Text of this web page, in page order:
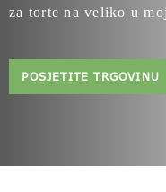
za torte na veliko u
POSJETITE TRGOVINU